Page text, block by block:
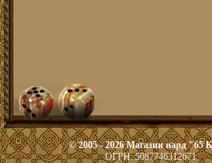
© 2005 - 2026 Магазин нард "65
ОГРН: 5087746312671